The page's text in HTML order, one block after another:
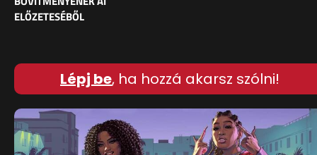
ELŐZETESÉBŐL
Lépj be, ha hozzá akarsz szólni!